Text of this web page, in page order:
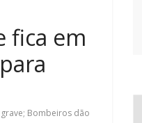
fica em
Bombeiros dão